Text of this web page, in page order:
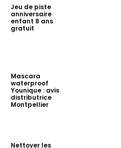
Jeu de piste
anniversaire
enfant 8 ans
gratuit
Mascara
waterproof
Younique : avis
distributrice
Montpellier
Nettoyer les